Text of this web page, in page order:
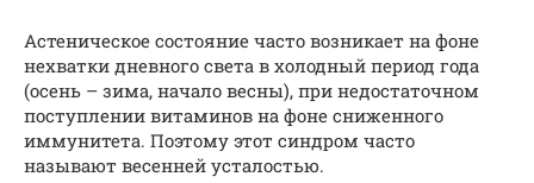
Астеническое состояние часто возникает на фоне
нехватки дневного света в холодный период года
(осень – зима, начало весны), при недостаточном
поступлении витаминов на фоне сниженного
иммунитета. Поэтому этот синдром часто
называют весенней усталостью.